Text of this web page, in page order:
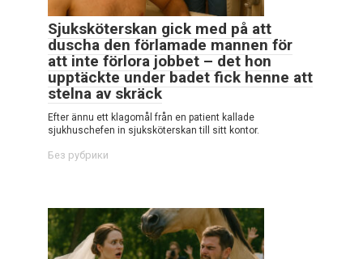
Sjuksköterskan gick med på att
duscha den förlamade mannen för
att inte förlora jobbet – det hon
upptäckte under badet fick henne att
stelna av skräck
Efter ännu ett klagomål från en patient kallade
sjukhuschefen in sjuksköterskan till sitt kontor.
Без рубрики